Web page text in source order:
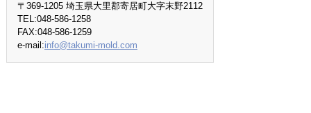
〒369-1205 埼玉県大里郡寄居町大字末野2112
TEL:048-586-1258
FAX:048-586-1259
e-mail:info@takumi-mold.com